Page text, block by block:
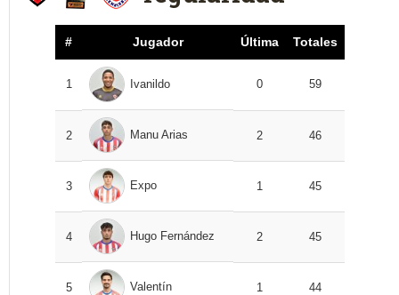
# Jugador Última Totales
1 Ivanildo 0 59
2 Manu Arias 2 46
3 Expo 1 45
4 Hugo Fernández 2 45
5 Valentín 1 44